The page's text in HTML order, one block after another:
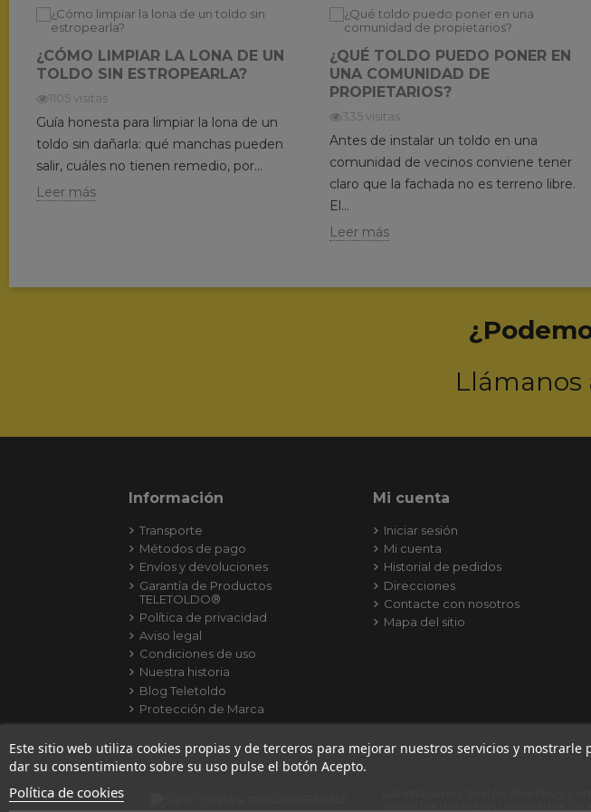
¿CÓMO LIMPIAR LA LONA DE UN
TOLDO SIN ESTROPEARLA?
1105 visitas
Guía honesta para limpiar la lona de un
toldo sin dañarla: qué manchas pueden
salir, cuáles no tienen remedio, por...
Leer más
¿QUÉ TOLDO PUEDO PONER EN
UNA COMUNIDAD DE
PROPIETARIOS?
335 visitas
Antes de instalar un toldo en una
comunidad de vecinos conviene tener
claro que la fachada no es terreno libre.
El...
Leer más
Llámanos
Información
Transporte
Métodos de pago
Envíos y devoluciones
Garantía de Productos
TELETOLDO®
Política de privacidad
Aviso legal
Condiciones de uso
Nuestra historia
Blog Teletoldo
Protección de Marca
Mi cuenta
Iniciar sesión
Mi cuenta
Historial de pedidos
Direcciones
Contacte con nosotros
Mapa del sitio
Este sitio web utiliza cookies propias y de terceros para mejorar nuestros servicios y
dar su consentimiento sobre su uso pulse el botón Acepto.
Política de cookies